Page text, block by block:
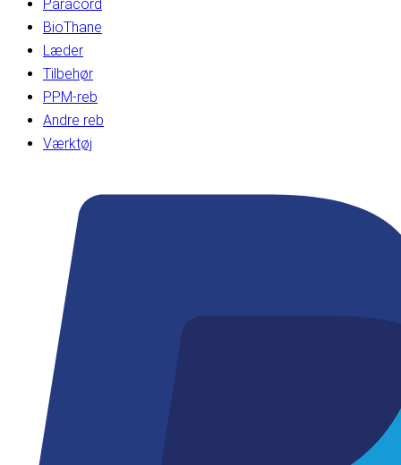
Paracord
BioThane
Læder
Tilbehør
PPM-reb
Andre reb
Værktøj